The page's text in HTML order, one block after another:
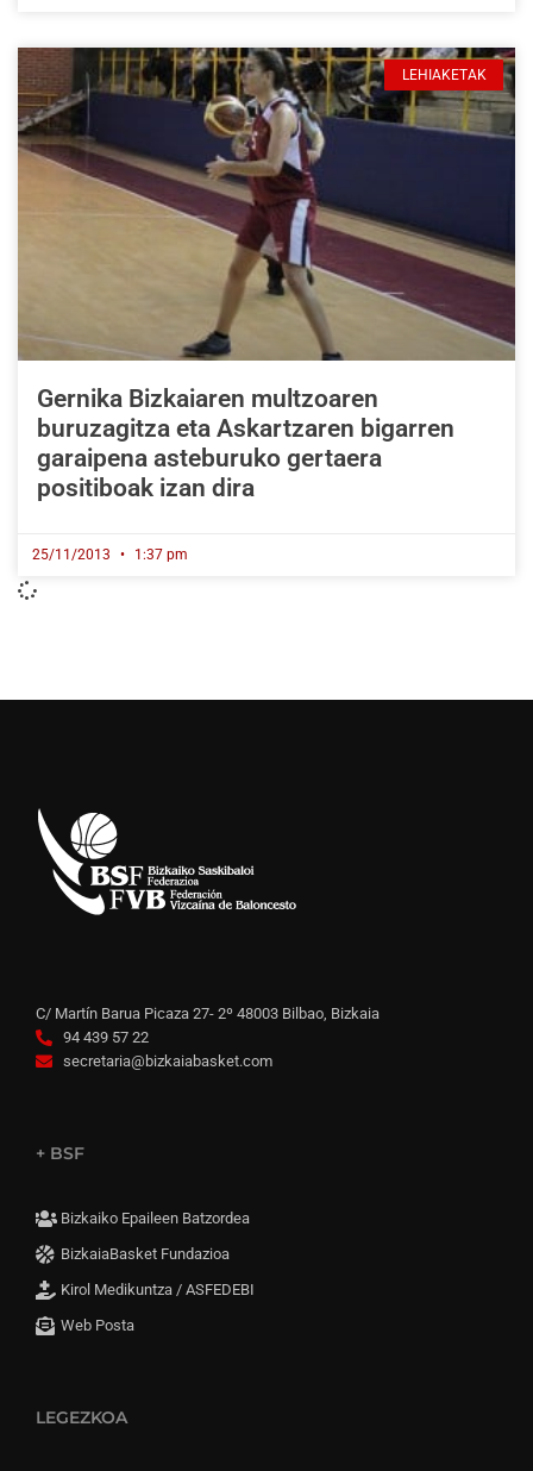
LEHIAKETAK
Gernika Bizkaiaren multzoaren
buruzagitza eta Askartzaren bigarren
garaipena asteburuko gertaera
positiboak izan dira
25/11/2013 1:37 pm
C/ Martín Barua Picaza 27- 2º 48003 Bilbao, Bizkaia
94 439 57 22
secretaria@bizkaiabasket.com
+ BSF
Bizkaiko Epaileen Batzordea
BizkaiaBasket Fundazioa
Kirol Medikuntza / ASFEDEBI
Web Posta
LEGEZKOA